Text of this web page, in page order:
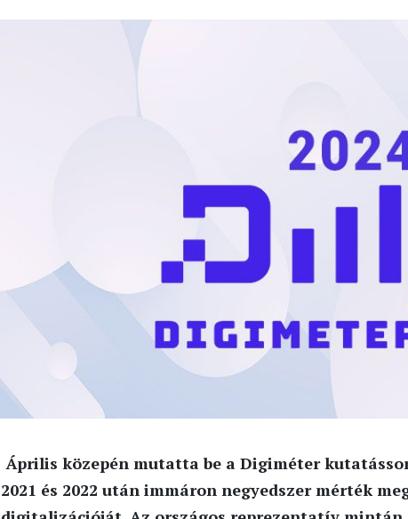
Április közepén mutatta be a Digiméter
2021 és 2022 után immáron negyedszer mérték